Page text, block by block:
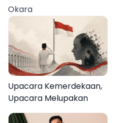
Okara
Upacara Kemerdekaan,
Upacara Melupakan